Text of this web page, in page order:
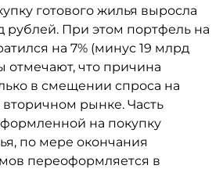
готового жилья выросла
рублей. При этом портфель на
на 7% (минус 19 млрд
отмечают, что причина
в смещении спроса на
рынке. Часть
на покупку
по мере окончания
переоформляется в